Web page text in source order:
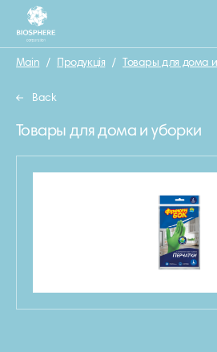
Main / Продукція / Товары для дома
Back
Товары для дома и уборки